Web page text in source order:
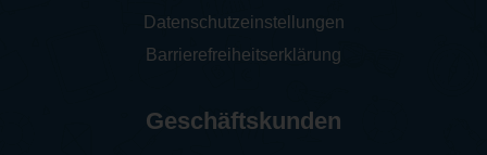
Datenschutzeinstellungen
Barrierefreiheitserklärung
Geschäftskunden